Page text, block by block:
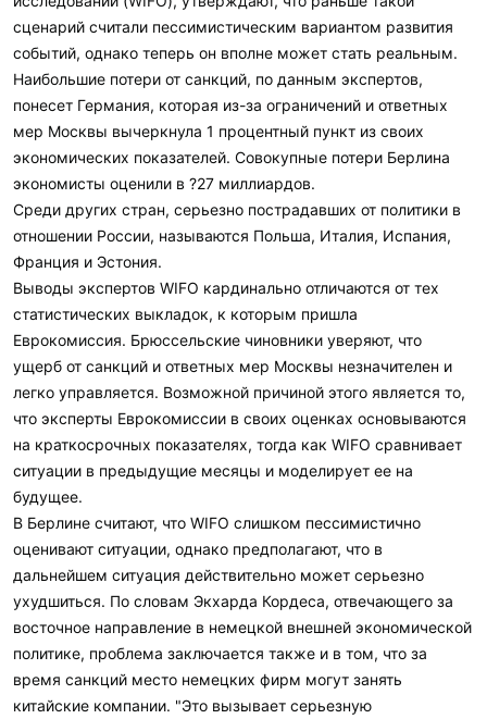
сценарий считали пессимистическим вариантом развития
событий, однако теперь он вполне может стать реальным.
Наибольшие потери от санкций, по данным экспертов,
понесет Германия, которая из-за ограничений и ответных
мер Москвы вычеркнула 1 процентный пункт из своих
экономических показателей. Совокупные потери Берлина
экономисты оценили в ?27 миллиардов.
Среди других стран, серьезно пострадавших от политики в
отношении России, называются Польша, Италия, Испания,
Франция и Эстония.
Выводы экспертов WIFO кардинально отличаются от тех
статистических выкладок, к которым пришла
Еврокомиссия. Брюссельские чиновники уверяют, что
ущерб от санкций и ответных мер Москвы незначителен и
легко управляется. Возможной причиной этого является то,
что эксперты Еврокомиссии в своих оценках основываются
на краткосрочных показателях, тогда как WIFO сравнивает
ситуации в предыдущие месяцы и моделирует ее на
будущее.
В Берлине считают, что WIFO слишком пессимистично
оценивают ситуации, однако предполагают, что в
дальнейшем ситуация действительно может серьезно
ухудшиться. По словам Экхарда Кордеса, отвечающего за
восточное направление в немецкой внешней экономической
политике, проблема заключается также и в том, что за
время санкций место немецких фирм могут занять
китайские компании. "Это вызывает серьезную